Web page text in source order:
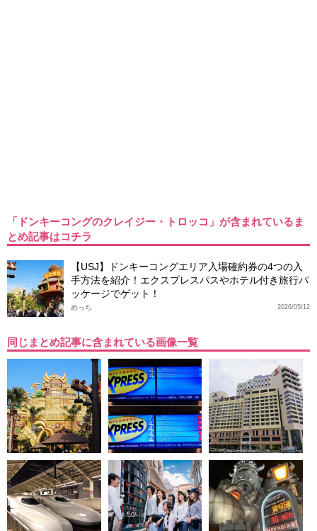
「ドンキーコングのクレイジー・トロッコ」が含まれているま
とめ記事はコチラ
【USJ】ドンキーコングエリア入場確約券の4つの入
手方法を紹介！エクスプレスパスやホテル付き旅行パ
ッケージでゲット！
2026/05/12
めっち
同じまとめ記事に含まれている画像一覧